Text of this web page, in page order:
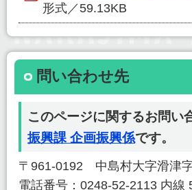
形式／59.13KB
問い合わせ先
このページに関するお問い
振興課 企画振興係です。
〒961-0192 中島村大字滑津
電話番号：0248-52-2113 内